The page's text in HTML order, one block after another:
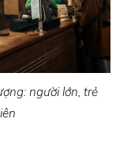
người lớn, trẻ